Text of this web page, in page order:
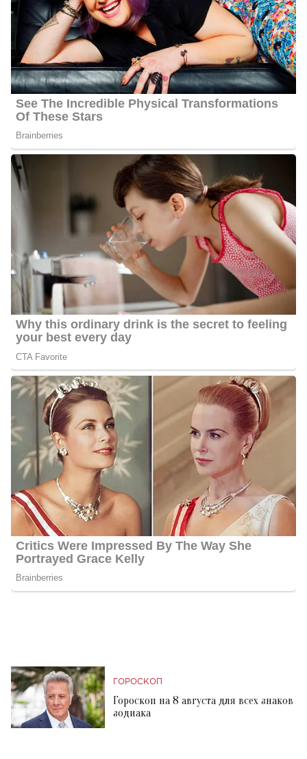
ГОРОСКОП
Гороскоп на 8 августа для всех знаков
зодиака